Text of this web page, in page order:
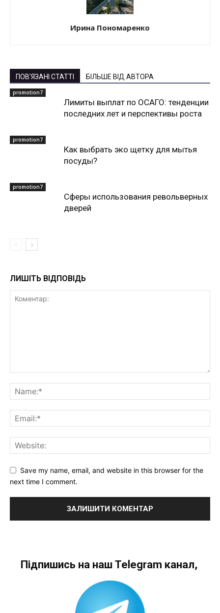
Ирина Пономаренко
ПОВ'ЯЗАНІ СТАТТІ БІЛЬШЕ ВІД АВТОРА
promotion7
Лимиты выплат по ОСАГО: тенденции
последних лет и перспективы роста
promotion7
Как выбрать эко щетку для мытья
посуды?
promotion7
Сферы использования револьверных
дверей
ЛИШІТЬ ВІДПОВІДЬ
Save my name, email, and website in this browser for the
next time I comment.
Підпишись на наш Telegram канал,